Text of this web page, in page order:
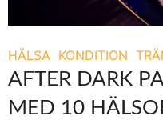
HÄLSA KONDITION
AFTER DARK
MED 10